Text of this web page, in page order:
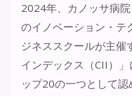
2024年、カノッサ病
のイノベーション・テ
ジネススクールが主
インデックス（CII）
ップ20の一つとして